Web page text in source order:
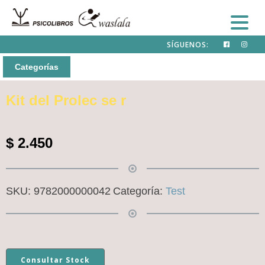
SÍGUENOS:
Categorías
Kit del Prolec se r
$ 2.450
SKU: 9782000000042 Categoría: Test
Consultar Stock